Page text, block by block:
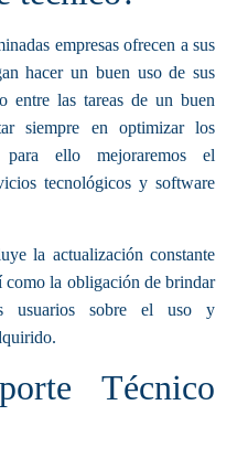
empresas ofrecen a sus
hacer un buen uso de sus
entre las tareas de un buen
siempre en optimizar los
ello mejoraremos el
tecnológicos y software
la actualización constante
como la obligación de brindar
usuarios sobre el uso y
Técnico